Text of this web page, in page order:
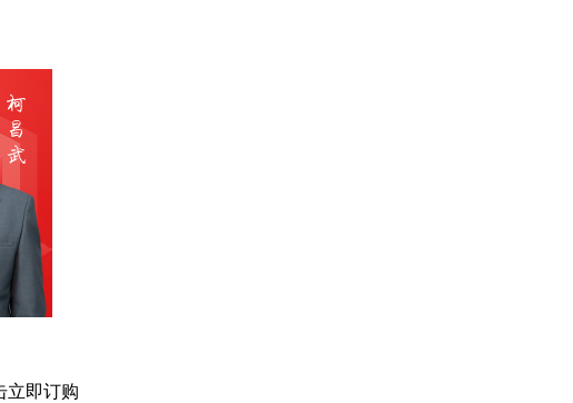
立即订购